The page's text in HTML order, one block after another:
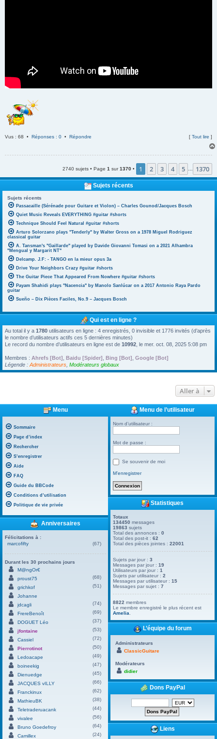
Vus : 68 • Réponses : 0 • Répondre [ Tout lire ]
2740 sujets • Page 1 sur1370 • 1 2 3 4 5 1370
Sujets récents
Sujets récents
Passacaille (Sérénade pour Guitare et Violon) – Charles Gounod/Jacques Bosch
Quiet Music Reveals EVERYTHING #guitar #shorts
Technique Should Feel Natural #guitar #shorts
Arturo Solorzano plays "Tenderly" by Walter Gross on a 1978 Miguel Rodriguez
classical guitar
A. Tansman's "Gaillarde" played by Davide Giovanni Tomasi on a 2021 Alhambra
"Mengual y Margarit NT"
Delcamp. J.F: - TANGO en la mieur opus 3a
Drive Your Neighbors Crazy #guitar #shorts
The Guitar Piece That Appeared From Nowhere #guitar #shorts
Payam Shahidi plays "Nacencia" by Manolo Sanlúcar on a 2017 Antonio Raya Pardo
guitar
Sueño – Dix Pièces Faciles, No.9 – Jacques Bosch
Qui est en ligne ?
Au total il y a 1780 utilisateurs en ligne : 4 enregistrés, 0 invisible et 1776 invités (d’après
le nombre d’utilisateurs actifs ces 5 dernières minutes)
Le record du nombre d’utilisateurs en ligne est de 10992 , le mer. oct. 08, 2025 5:08 pm
Membres : Ahrefs [Bot] Baidu [Spider] Bing [Bot] Google [Bot]
Légende : Administrateurs Modérateurs globaux
Aller à
Menu
Sommaire
Page d’index
Rechercher
S’enregistrer
Aide
FAQ
Guide du BBCode
Conditions d’utilisation
Politique de vie privée
Anniversaires
Félicitations à :
marcofifty
(67)
Durant les 30 prochains jours
M@ngOr€
proust75
(68)
grichkof
(51)
Johanne
jdcagli
(74)
FrereBenoît
(69)
DOGUET Léo
(37)
jfontaine
(53)
Cassiel
(72)
Pierrotinot
(50)
Ledoacape
(49)
boineekig
(47)
Dienuedge
(45)
JACQUES vILLY
(66)
Franckinux
(62)
MathieuBK
(38)
Teletraderuacank
(44)
vivalee
(56)
Bruno Goedefroy
(64)
Camillex
(24)
Menu de l’utilisateur
Nom d’utilisateur :
Mot de passe :
Se souvenir de moi
M’enregistrer
Statistiques
Totaux
134450 messages
19863 sujets
Total des annonces :0
Total des post-it :62
Total des pièces jointes :22001
Sujets par jour :3
Messages par jour :19
Utilisateurs par jour :1
Sujets par utilisateur :2
Messages par utilisateur :15
Messages par sujet :7
8822 membres
Le membre enregistré le plus récent est
Amelia
L’équipe du forum
Administrateurs
ClassicGuitare
Modérateurs
didier
Dons PayPal
Liens